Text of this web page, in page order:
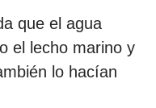
que el agua
el lecho marino y
lo hacían